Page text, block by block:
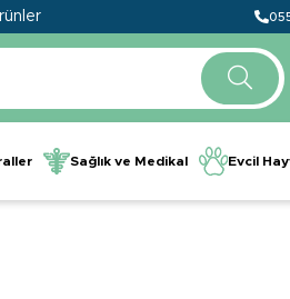
Sağlık ve Medikal Evcil